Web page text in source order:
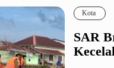
SAR
Kota